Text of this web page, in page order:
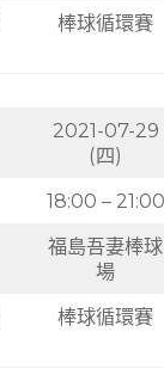
棒球循環賽
2021-07-29
(四)
18:00 – 21:00
福島吾妻棒球
場
棒球循環賽